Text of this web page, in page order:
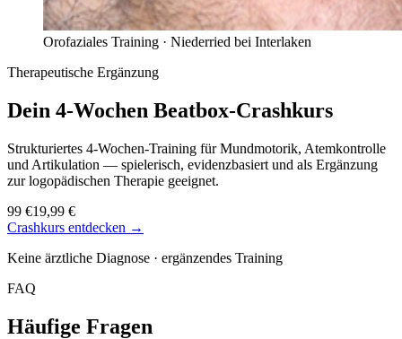
Orofaziales Training · Niederried bei Interlaken
Therapeutische Ergänzung
Dein 4-Wochen Beatbox-Crashkurs
Strukturiertes 4-Wochen-Training für Mundmotorik, Atemkontrolle
und Artikulation — spielerisch, evidenzbasiert und als Ergänzung
zur logopädischen Therapie geeignet.
99 €19,99 €
Crashkurs entdecken →
Keine ärztliche Diagnose · ergänzendes Training
FAQ
Häufige Fragen